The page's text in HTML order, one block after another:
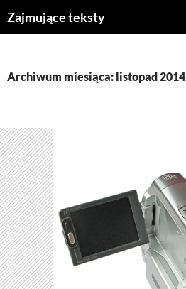
Zajmujące teksty
Archiwum miesiąca: listopad 2014